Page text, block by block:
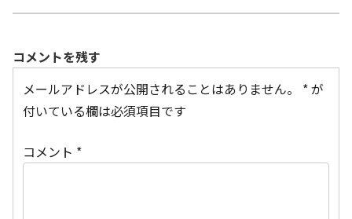
コメントを残す
メールアドレスが公開されることはありません。
*が
付いている欄は必須項目です
コメント *